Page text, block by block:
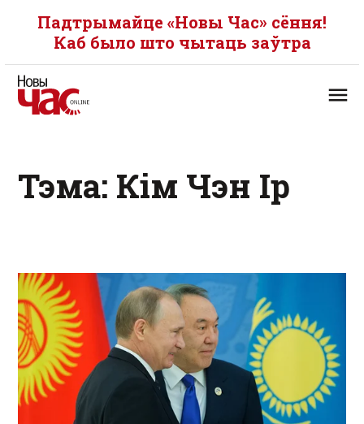
Падтрымайце «Новы Час» сёння!
Каб было што чытаць заўтра
Тэма: Кім Чэн Ір